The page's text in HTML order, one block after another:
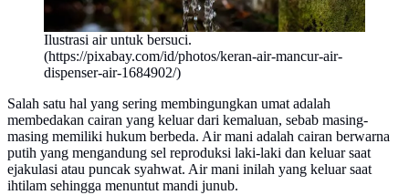
Ilustrasi air untuk bersuci.
(https://pixabay.com/id/photos/keran-air-mancur-air-
dispenser-air-1684902/)
Salah satu hal yang sering membingungkan umat adalah
membedakan cairan yang keluar dari kemaluan, sebab masing-
masing memiliki hukum berbeda. Air mani adalah cairan berwarna
putih yang mengandung sel reproduksi laki-laki dan keluar saat
ejakulasi atau puncak syahwat. Air mani inilah yang keluar saat
ihtilam sehingga menuntut mandi junub.